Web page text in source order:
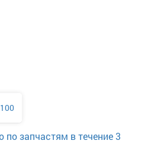
100
по запчастям в течение 3